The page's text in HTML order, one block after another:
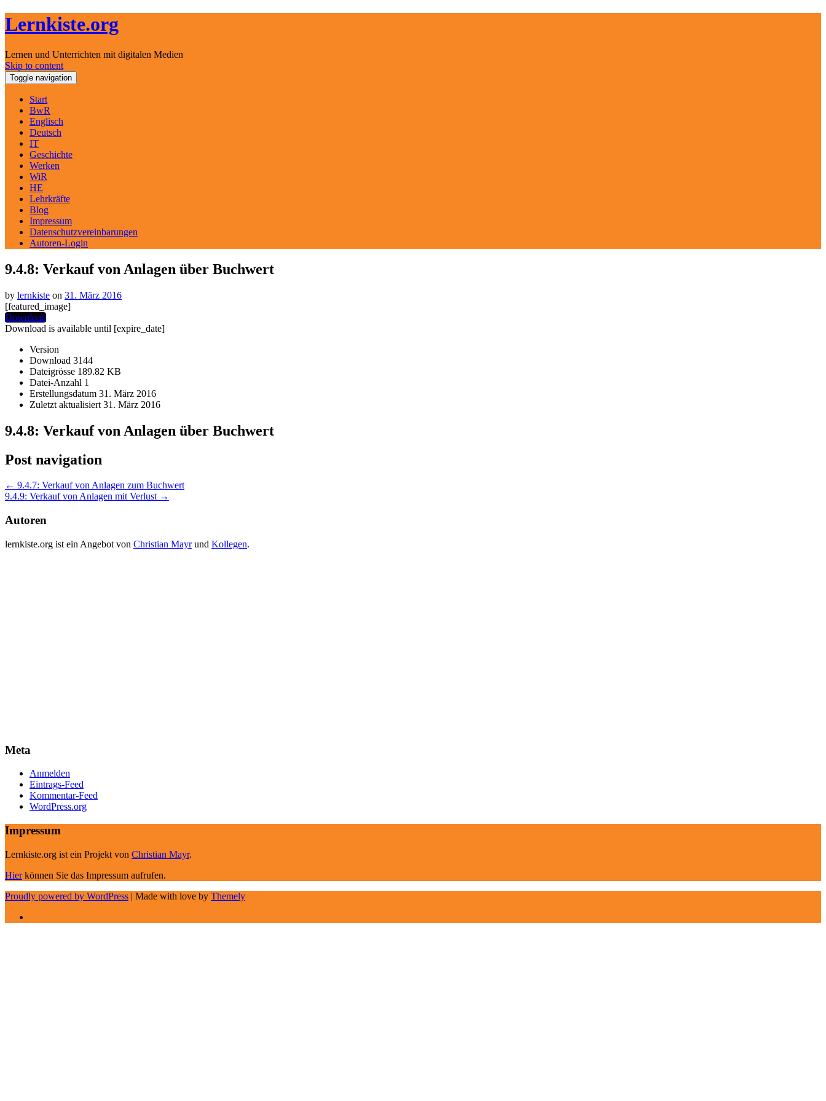
Lernkiste.org
Lernen und Unterrichten mit digitalen Medien
Skip to content
Toggle navigation
Start
BwR
Englisch
Deutsch
IT
Geschichte
Werken
WiR
HE
Lehrkräfte
Blog
Impressum
Datenschutzvereinbarungen
Autoren-Login
9.4.8: Verkauf von Anlagen über Buchwert
by lernkiste on 31. März 2016
[featured_image]
Download
Download is available until [expire_date]
Version
Download 3144
Dateigrösse 189.82 KB
Datei-Anzahl 1
Erstellungsdatum 31. März 2016
Zuletzt aktualisiert 31. März 2016
9.4.8: Verkauf von Anlagen über Buchwert
Post navigation
← 9.4.7: Verkauf von Anlagen zum Buchwert
9.4.9: Verkauf von Anlagen mit Verlust →
Autoren
lernkiste.org ist ein Angebot von Christian Mayrund Kollegen.
Meta
Anmelden
Eintrags-Feed
Kommentar-Feed
WordPress.org
Impressum
Lernkiste.org ist ein Projekt von Christian Mayr.
Hierkönnen Sie das Impressum aufrufen.
Proudly powered by WordPress | Made with love by Themely